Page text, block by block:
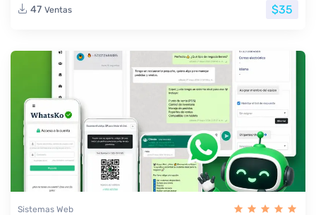
47 Ventas $35
Sistemas Web